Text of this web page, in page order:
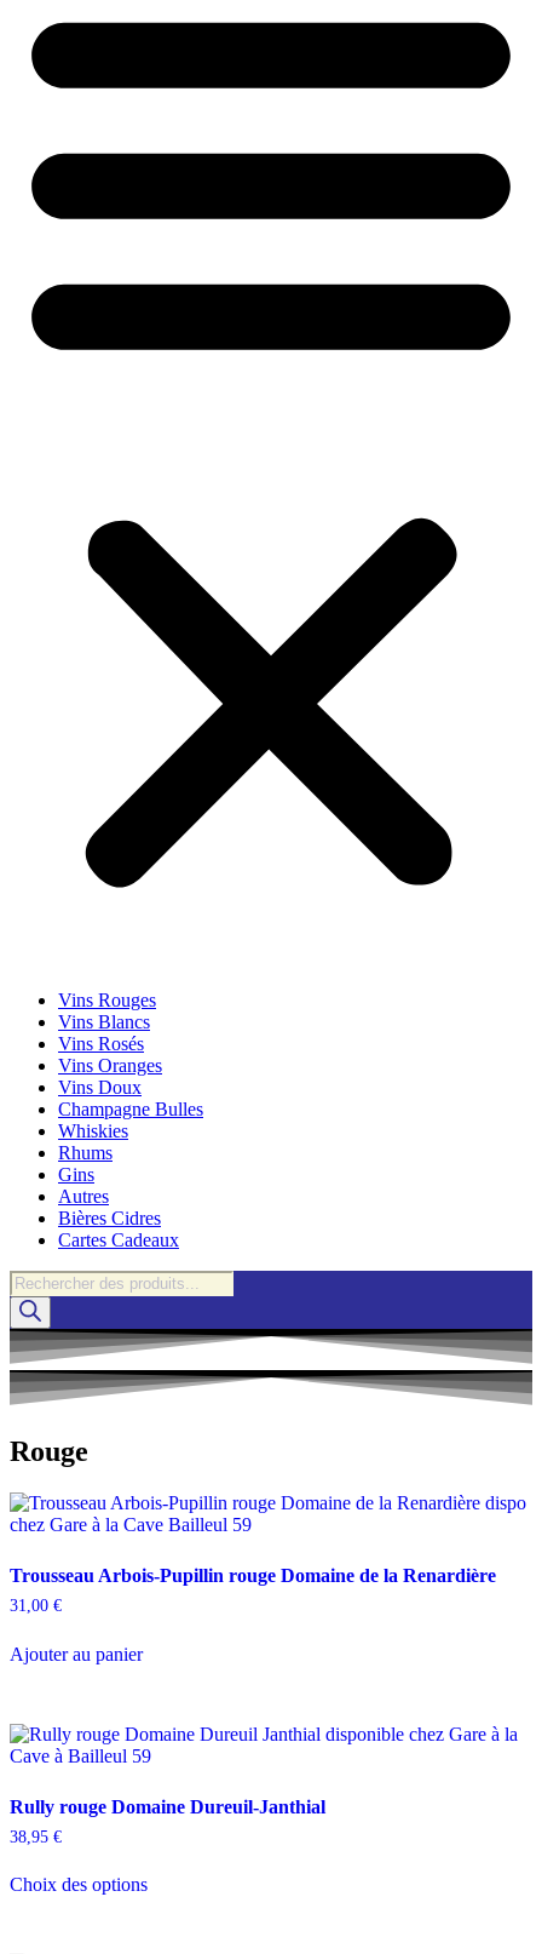
Vins Rouges
Vins Blancs
Vins Rosés
Vins Oranges
Vins Doux
Champagne Bulles
Whiskies
Rhums
Gins
Autres
Bières Cidres
Cartes Cadeaux
Recherche
de
produits
Rouge
Trousseau Arbois-Pupillin rouge Domaine de la Renardière
31,00 €
Ajouter au panier
Rully rouge Domaine Dureuil-Janthial
38,95 €
Choix des optionsproduit